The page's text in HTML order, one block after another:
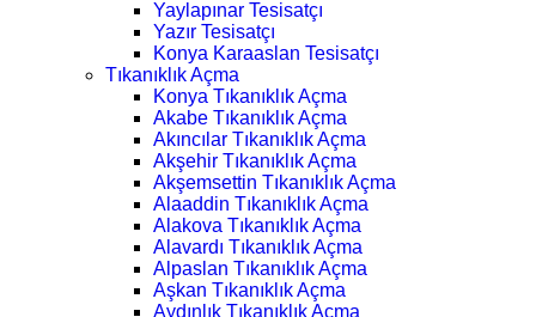
Yaylapınar Tesisatçı
Yazır Tesisatçı
Konya Karaaslan Tesisatçı
Tıkanıklık Açma
Konya Tıkanıklık Açma
Akabe Tıkanıklık Açma
Akıncılar Tıkanıklık Açma
Akşehir Tıkanıklık Açma
Akşemsettin Tıkanıklık Açma
Alaaddin Tıkanıklık Açma
Alakova Tıkanıklık Açma
Alavardı Tıkanıklık Açma
Alpaslan Tıkanıklık Açma
Aşkan Tıkanıklık Açma
Aydınlık Tıkanıklık Açma